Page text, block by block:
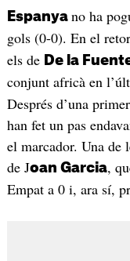
Espanya no ha
gols (0-0). En el
els de De la
conjunt africà en
Després d’una
han fet un pas
el marcador. Una de
de Joan Garcia,
Empat a 0 i, ara sí,